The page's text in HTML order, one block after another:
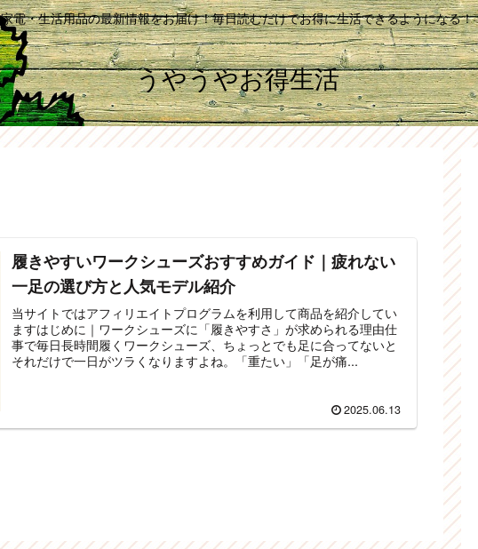
家電・生活用品の最新情報をお届け！毎日読むだけでお得に生活できるようになる！
うやうやお得生活
履きやすいワークシューズおすすめガイド｜疲れない
一足の選び方と人気モデル紹介
当サイトではアフィリエイトプログラムを利用して商品を紹介してい
ますはじめに｜ワークシューズに「履きやすさ」が求められる理由仕
事で毎日長時間履くワークシューズ、ちょっとでも足に合ってないと
それだけで一日がツラくなりますよね。「重たい」「足が痛...
2025.06.13